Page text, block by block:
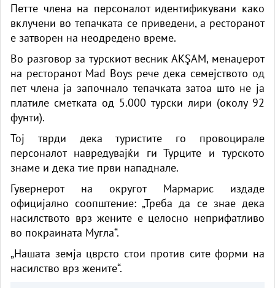
Петте члена на персоналот идентификувани како
вклучени во тепачката се приведени, а ресторанот
е затворен на неодредено време.
Во разговор за турскиот весник AKŞAM, менаџерот
на ресторанот Mad Boys рече дека семејството од
пет члена ја започнало тепачката затоа што не ја
платиле сметката од 5.000 турски лири (околу 92
фунти).
Тој тврди дека туристите го провоцирале
персоналот навредувајќи ги Турците и турското
знаме и дека тие први нападнале.
Гувернерот на округот Мармарис издаде
официјално соопштение: „Треба да се знае дека
насилството врз жените е целосно неприфатливо
во покраината Мугла“.
„Нашата земја цврсто стои против сите форми на
насилство врз жените“.